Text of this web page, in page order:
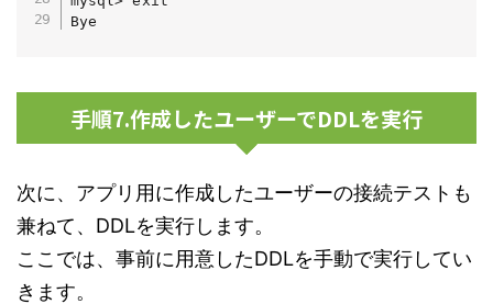
Bye
手順7.作成したユーザーでDDLを実行
次に、アプリ用に作成したユーザーの接続テストも
兼ねて、DDLを実行します。
ここでは、事前に用意したDDLを手動で実行してい
きます。